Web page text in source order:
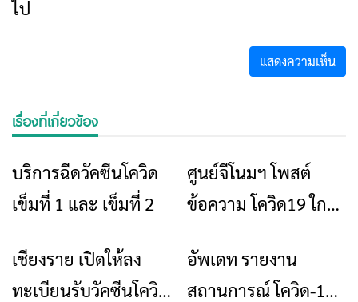
ไป
เรื่องที่เกี่ยวข้อง
ข่าวเชียงราย
บริการฉีดวัคซีนโควิด
เข็มที่ 1 และ เข็มที่ 2
ข่าวเชียงราย
ศูนย์จีโนมฯ โพสต์
ข้อความ โควิด19 ใกล้
ประจำถิ่น
ข่าวเชียงราย
เชียงราย เปิดให้ลง
ทะเบียนรับวัคซีนโควิด
ข่าวเชียงราย
อัพเดท รายงาน
สถานการณ์ โควิด-19